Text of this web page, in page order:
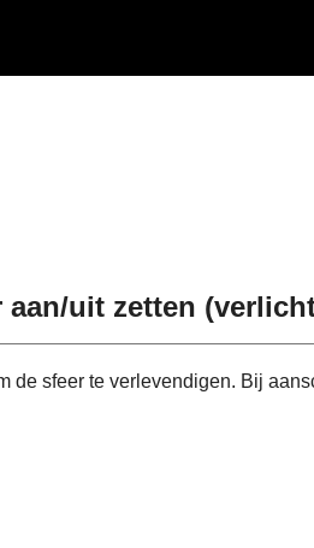
uit zetten
de sfeer te verlevendigen. Bij